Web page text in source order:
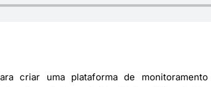
criar uma plataforma de